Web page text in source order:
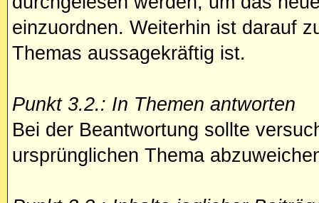
einzuordnen. Weiterhin ist darauf
Themas aussagekräftig ist.
Punkt 3.2.: In Themen antworten
Bei der Beantwortung sollte
ursprünglichen Thema